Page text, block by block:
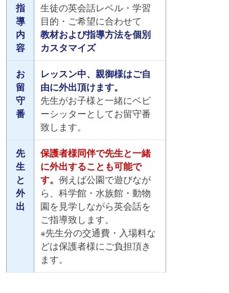
指
導
内
容
生徒の英会話レベル・学習
目的・ご希望に合わせて
教材および指導方法を個別
カスタマイズ
お
留
守
番
レッスン中、親御様はご自
由に外出頂けます。
先生がお子様と一緒にベビ
ーシッターとしてお留守番
致します。
先
生
と
外
出
保護者様同伴で先生と一緒
に外出することも可能で
す。 例えば公園で遊びなが
ら、科学館・水族館・動物
園を見学しながら英会話を
ご指導致します。
※先生分の交通費・入場料な
どは保護者様にご負担頂き
ます。